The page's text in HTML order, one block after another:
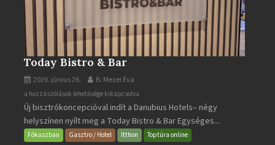
Today Bistro & Bar
2026. június 26. B. Mezei Éva
Today
Bistro
&
Bar
a hozzászólások lehetősége kikapcsolva
Új bisztrókoncepcióval indít a Danubius Hotels– négy
helyszínen nyílt meg a Today Bistro & Bar Egységes...
Fókuszban Gasztro / Hotel Itthon Toptúra online